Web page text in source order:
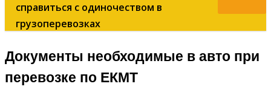
справиться с одиночеством в
грузоперевозках
Документы необходимые в авто при
перевозке по ЕКМТ